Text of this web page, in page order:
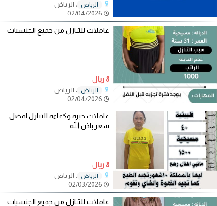
الرياض ، الرياض
عاملات للتنازل من جميع الجنسيات
8 ريال
الرياض ، الرياض
عاملات خبره وكفاءه للتنازل افضل
سعر باذن الله
8 ريال
الرياض ، الرياض
عاملات للتنازل من جميع الجنسيات